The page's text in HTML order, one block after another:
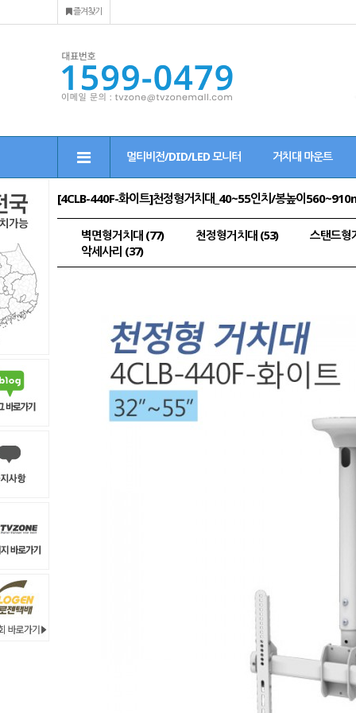
즐겨찾기
멀티비전/DID/LED 모니터 거치대 마운트
[4CLB-440F-화이트]천정형거치대_40~55인치/봉높이
벽면형거치대 (77) 천정형거치대 (53)
스탠드형
악세사리 (37)